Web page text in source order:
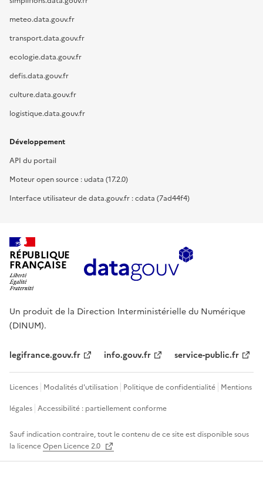
meteo.data.gouv.fr
transport.data.gouv.fr
ecologie.data.gouv.fr
defis.data.gouv.fr
culture.data.gouv.fr
logistique.data.gouv.fr
Développement
API du portail
Moteur open source : udata (17.2.0)
Interface utilisateur de data.gouv.fr : cdata (7ad44f4)
RÉPUBLIQUE
FRANÇAISE
Un produit de la Direction Interministérielle du Numérique
(DINUM).
legifrance.gouv.fr info.gouv.fr service-public.fr
Licences Modalités d'utilisation Politique de confidentialité Mentions
légales Accessibilité : partiellement conforme
Sauf indication contraire, tout le contenu de ce site est disponible sous
la licenceOpen Licence 2.0